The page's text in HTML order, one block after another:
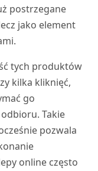
postrzegane
jako element
tych produktów
kilka kliknięć,
go
Takie
pozwala
online często